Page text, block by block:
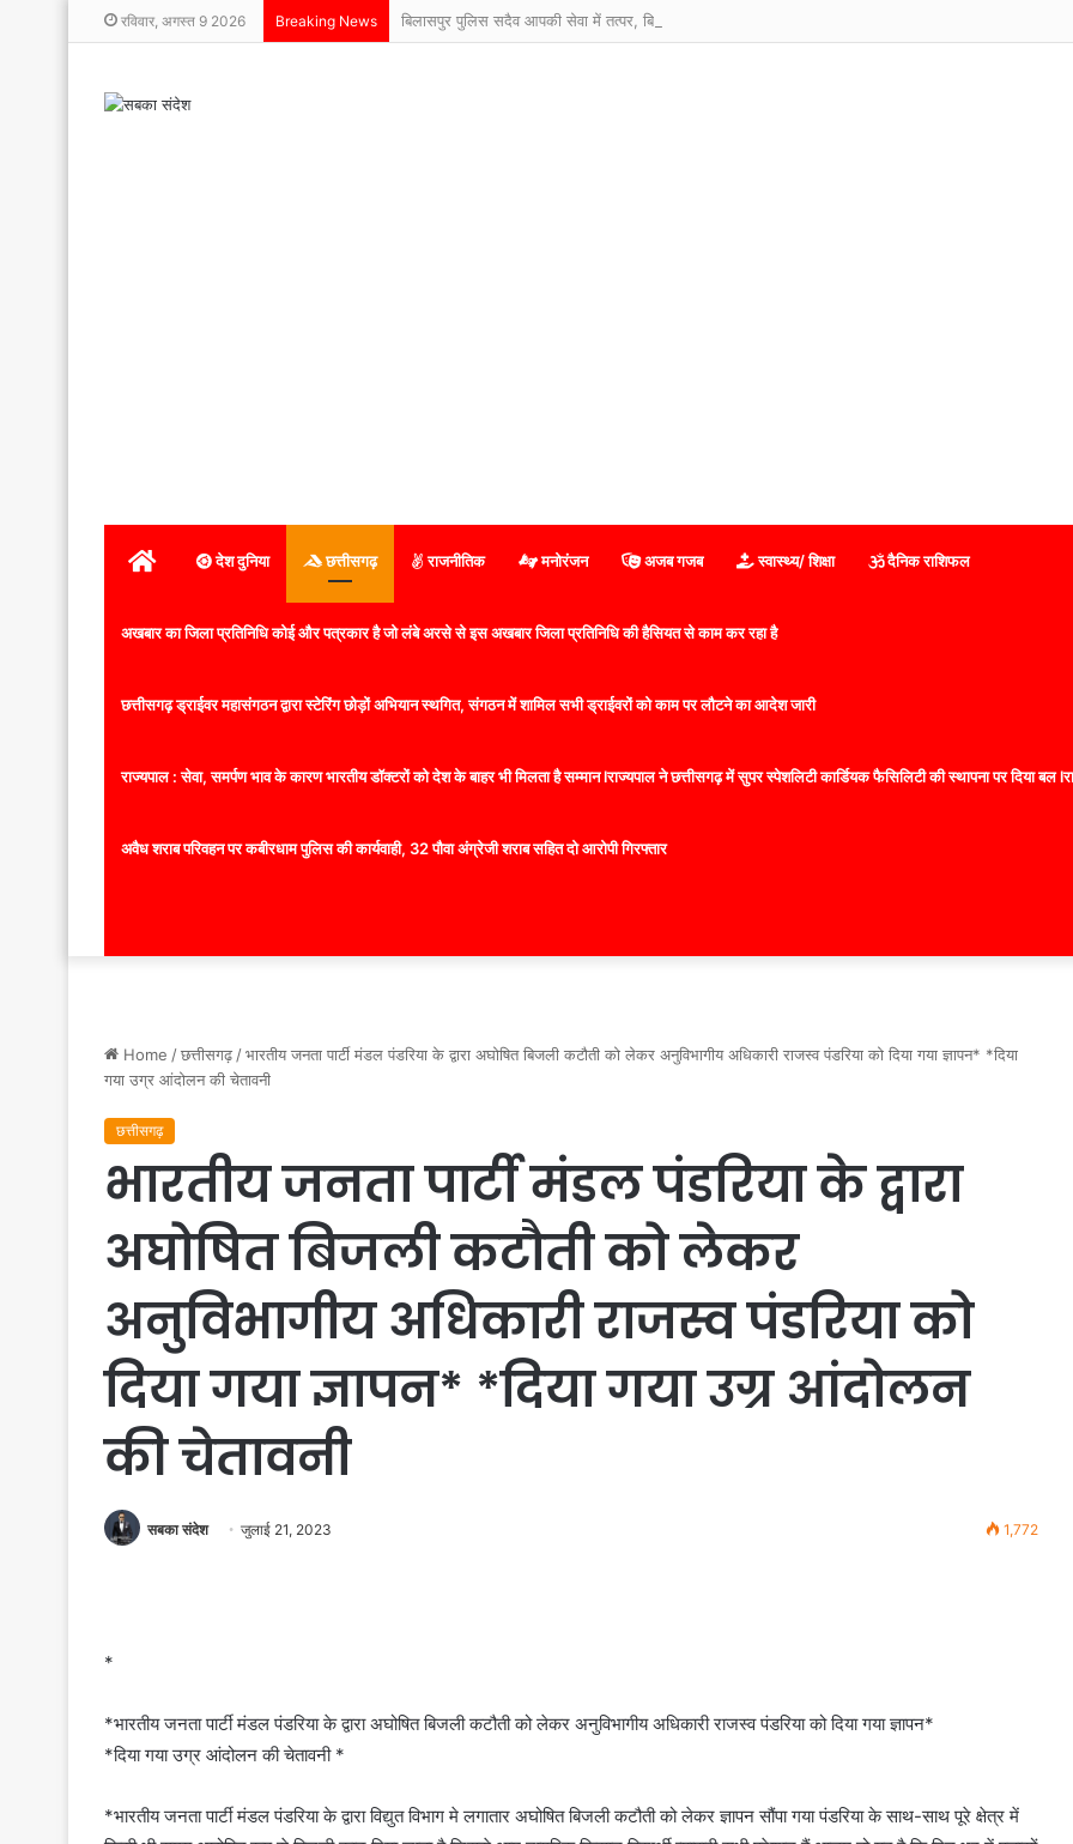
रविवार, अगस्त 9 2026 Breaking News बिलासपुर पुलिस सदैव आपकी सेवा में तत्पर, बिलासपुर पुलिस का संदेश : “आपकी एक आस, आपकी अमानत, आपके पास।”
होम देश दुनिया छत्तीसगढ़ राजनीतिक मनोरंजन अजब गजब स्वास्थ्य/ शिक्षा दैनिक राशिफल
अखबार का जिला प्रतिनिधि कोई और पत्रकार है जो लंबे अरसे से इस अखबार जिला प्रतिनिधि की हैसियत से काम कर रहा है
छत्तीसगढ़ ड्राईवर महासंगठन द्वारा स्टेरिंग छोड़ों अभियान स्थगित, संगठन में शामिल सभी ड्राईवरों को काम पर लौटने का आदेश जारी
राज्यपाल : सेवा, समर्पण भाव के कारण भारतीय डॉक्टरों को देश के बाहर भी मिलता है सम्मान lराज्यपाल ने छत्तीसगढ़ में सुपर स्पेशलिटी कार्डियक फैसिलिटी की स्थापना पर दिया
अवैध शराब परिवहन पर कबीरधाम पुलिस की कार्यवाही, 32 पौवा अंग्रेजी शराब सहित दो आरोपी गिरफ्तार
Home /छत्तीसगढ़ /भारतीय जनता पार्टी मंडल पंडरिया के द्वारा अघोषित बिजली कटौती को लेकर अनुविभागीय अधिकारी राजस्व पंडरिया को दिया गया ज्ञापन* *दिया
गया उग्र आंदोलन की चेतावनी
छत्तीसगढ़
भारतीय जनता पार्टी मंडल पंडरिया के द्वारा
अघोषित बिजली कटौती को लेकर
अनुविभागीय अधिकारी राजस्व पंडरिया को
दिया गया ज्ञापन* *दिया गया उग्र आंदोलन
की चेतावनी
सबका संदेश जुलाई 21, 2023 1,772
*
*भारतीय जनता पार्टी मंडल पंडरिया के द्वारा अघोषित बिजली कटौती को लेकर अनुविभागीय अधिकारी राजस्व पंडरिया को दिया गया ज्ञापन*
*दिया गया उग्र आंदोलन की चेतावनी *
*भारतीय जनता पार्टी मंडल पंडरिया के द्वारा विद्युत विभाग मे लगातार अघोषित बिजली कटौती को लेकर ज्ञापन सौंपा गया पंडरिया के साथ-साथ पूरे क्षेत्र में